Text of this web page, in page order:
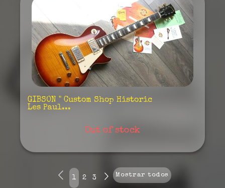
GIBSON " Custom Shop Historic
Les Paul...
Out of stock
1 2 3 Mostrar todos